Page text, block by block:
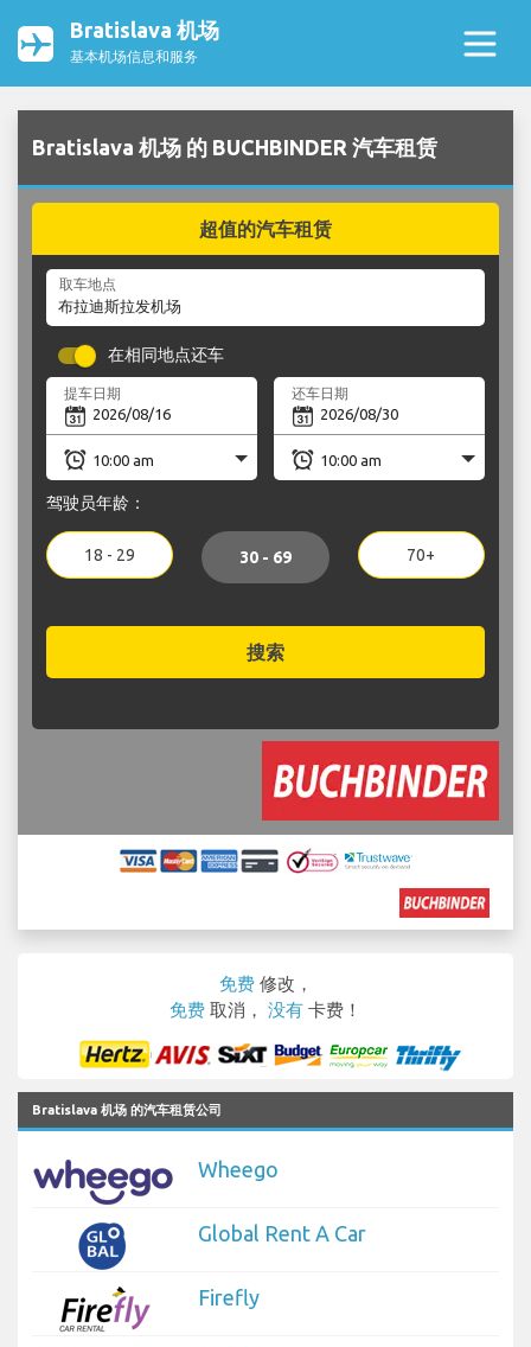
Bratislava 机场
基本机场信息和服务
Bratislava 机场 的 BUCHBINDER 汽车租赁
超值的汽车租赁
取车地点
在相同地点还车
提车日期 还车日期
驾驶员年龄：
18 - 29 30 - 69 70+
搜索
免费 修改，
免费 取消， 没有 卡费！
Bratislava 机场 的汽车租赁公司
Wheego
Global Rent A Car
Firefly